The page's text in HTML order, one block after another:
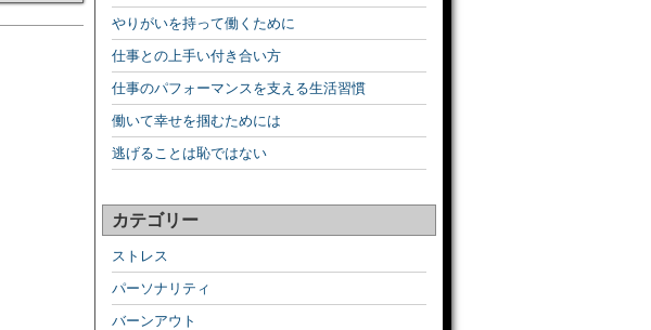
やりがいを持って働くために
仕事との上手い付き合い方
仕事のパフォーマンスを支える生活習慣
働いて幸せを掴むためには
逃げることは恥ではない
カテゴリー
ストレス
パーソナリティ
バーンアウト